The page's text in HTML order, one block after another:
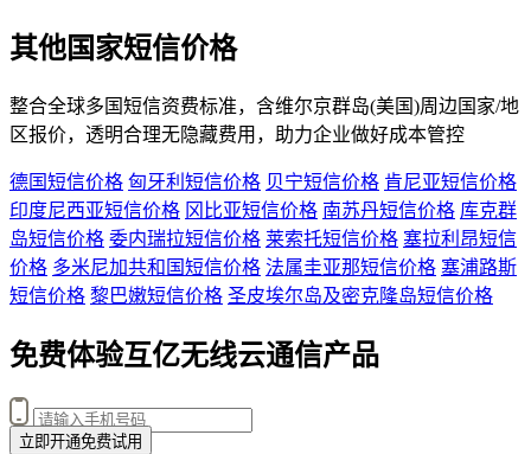
其他国家短信价格
整合全球多国短信资费标准，含维尔京群岛(美国)周边国家/地
区报价，透明合理无隐藏费用，助力企业做好成本管控
德国短信价格 匈牙利短信价格 贝宁短信价格 肯尼亚短信价格
印度尼西亚短信价格 冈比亚短信价格 南苏丹短信价格 库克群
岛短信价格 委内瑞拉短信价格 莱索托短信价格 塞拉利昂短信
价格 多米尼加共和国短信价格 法属圭亚那短信价格 塞浦路斯
短信价格 黎巴嫩短信价格 圣皮埃尔岛及密克隆岛短信价格
免费体验互亿无线云通信产品
立即开通免费试用